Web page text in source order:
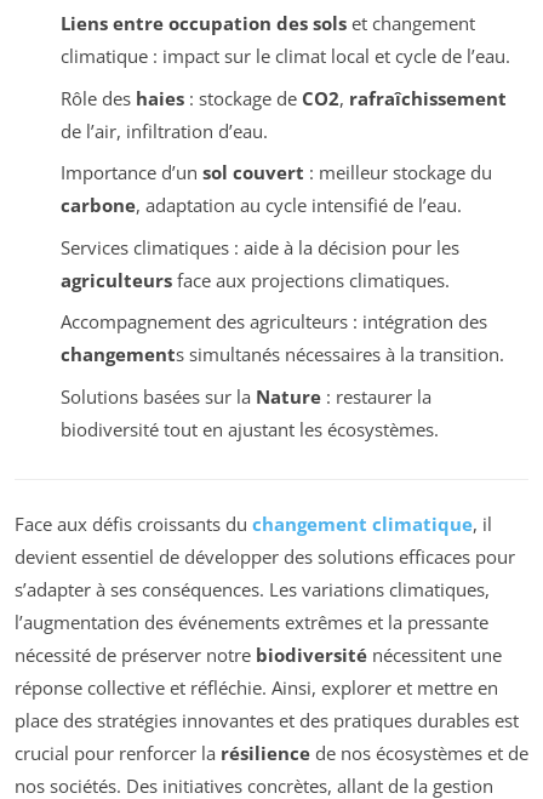
Liens entre occupation des solset changement
climatique : impact sur le climat local et cycle de l’eau.
Rôle des haies: stockage de CO2, rafraîchissement
de l’air, infiltration d’eau.
Importance d’un sol couvert : meilleur stockage du
carbone, adaptation au cycle intensifié de l’eau.
Services climatiques : aide à la décision pour les
agriculteursface aux projections climatiques.
Accompagnement des agriculteurs : intégration des
changements simultanés nécessaires à la transition.
Solutions basées sur la Nature: restaurer la
biodiversité tout en ajustant les écosystèmes.
Face aux défis croissants du changement climatique, il
devient essentiel de développer des solutions efficaces pour
s’adapter à ses conséquences. Les variations climatiques,
l’augmentation des événements extrêmes et la pressante
nécessité de préserver notre biodiversité nécessitent une
réponse collective et réfléchie. Ainsi, explorer et mettre en
place des stratégies innovantes et des pratiques durables est
crucial pour renforcer la résilience de nos écosystèmes et de
nos sociétés. Des initiatives concrètes, allant de la gestion